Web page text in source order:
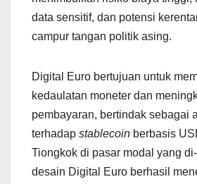
data sensitif, dan potensi
campur tangan politik asing.
Digital Euro bertujuan untuk
kedaulatan moneter dan
pembayaran, bertindak sebagai
terhadap stablecoin berbasis
Tiongkok di pasar modal yang di-
desain Digital Euro berhasil